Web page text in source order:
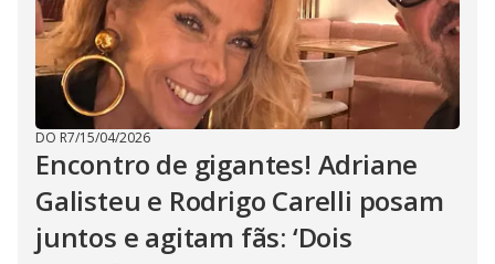
DO R7/15/04/2026
Encontro de gigantes! Adriane
Galisteu e Rodrigo Carelli posam
juntos e agitam fãs: ‘Dois